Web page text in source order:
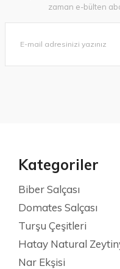
zaman e-bülten
Kategoriler
Biber Salçası
Domates Salçası
Turşu Çeşitleri
Hatay Natural
Nar Ekşisi